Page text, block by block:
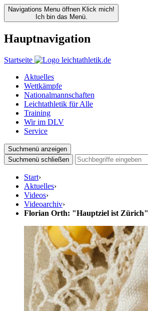
Navigations Menu öffnen Klick mich!
Ich bin das Menü.
Hauptnavigation
Startseite
Aktuelles
Wettkämpfe
Nationalmannschaften
Leichtathletik für Alle
Training
Wir im DLV
Service
Suchmenü anzeigen
Suchmenü schließen
Start›
Aktuelles›
Videos›
Videoarchiv›
Florian Orth: "Hauptziel ist Zürich"